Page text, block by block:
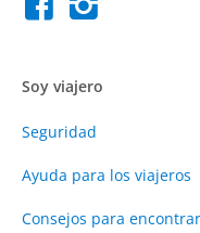
Soy viajero
Seguridad
Ayuda para los viajeros
Consejos para